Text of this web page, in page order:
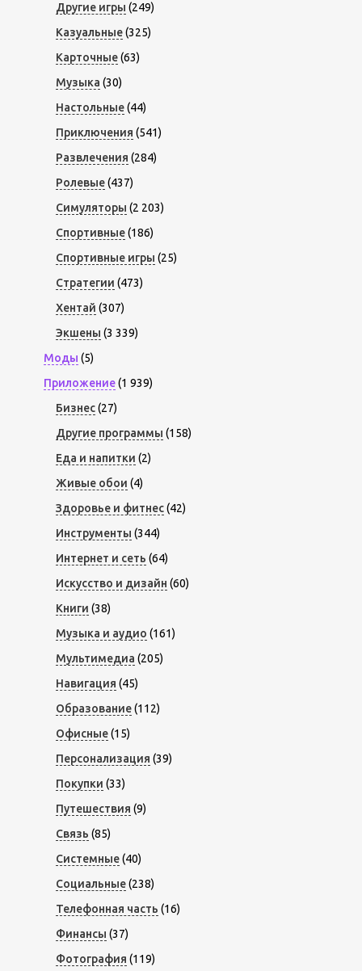
Другие игры (249)
Казуальные(325)
Карточные(63)
Музыка (30)
Настольные(44)
Приключения (541)
Развлечения (284)
Ролевые(437)
Симуляторы (2 203)
Спортивные(186)
Спортивные игры (25)
Стратегии (473)
Хентай (307)
Экшены (3 339)
Моды (5)
Приложение(1 939)
Бизнес(27)
Другие программы (158)
Еда и напитки (2)
Живые обои (4)
Здоровье и фитнес(42)
Инструменты (344)
Интернет и сеть (64)
Искусство и дизайн (60)
Книги (38)
Музыка и аудио (161)
Мультимедиа (205)
Навигация (45)
Образование(112)
Офисные(15)
Персонализация (39)
Покупки (33)
Путешествия (9)
Связь (85)
Системные(40)
Социальные(238)
Телефонная часть (16)
Финансы (37)
Фотография (119)